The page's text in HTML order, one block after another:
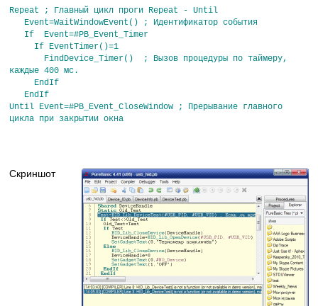
Repeat ; Главный цикл проги Repeat - Until
Event=WaitWindowEvent() ; Идентификатор события
If Event=#PB_Event_Timer
If EventTimer()=1
FindDevice_Timer() ; Вызов процедуры по таймеру,
каждые 400 мс.
EndIf
EndIf
Until Event=#PB_Event_CloseWindow ; Прерывание главного
цикла при закрытии окна
Скриншот